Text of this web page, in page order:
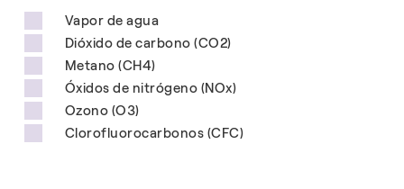
Vapor de agua
Dióxido de carbono (CO2)
Metano (CH4)
Óxidos de nitrógeno (NOx)
Ozono (O3)
Clorofluorocarbonos (CFC)